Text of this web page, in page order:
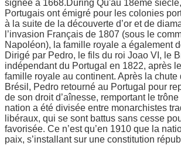
signée à 1668.During Qu'au 18ème
Portugais ont émigré pour les colonies
à la suite de la découverte d’or et de
l’invasion Français de 1807 (sous le
Napoléon), la famille royale a également
Dirigé par Pedro, le fils du roi Joao VI, le
indépendant du Portugal en 1822, après
famille royale au continent. Après la chute
Brésil, Pedro retourné au Portugal pour
de son droit d’aînesse, remportant le
nation a été divisée entre monarchistes
libéraux, qui se sont battus sans cesse
favorisée. Ce n’est qu’en 1910 que la
paix, s’installant sur une constitution